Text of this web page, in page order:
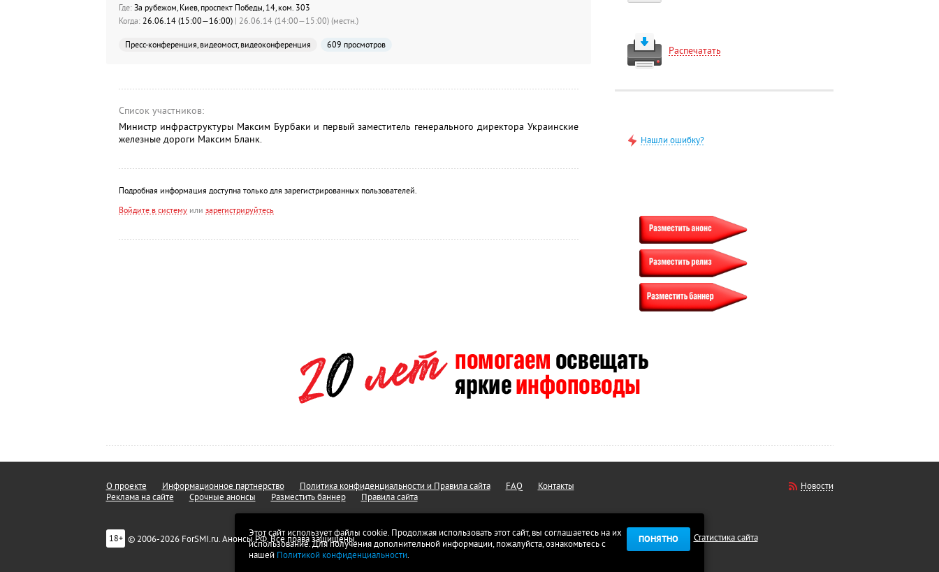
Где:За рубежом, Киев, проспект Победы, 14, ком. 303
Когда:26.06.14 (15:00—16:00) | 26.06.14 (14:00—15:00) (местн.)
Пресс-конференция, видеомост, видеоконференция 609 просмотров
Список участников:
Министр инфраструктуры Максим Бурбаки и первый заместитель генерального директора Украинские
железные дороги Максим Бланк.
Подробная информация доступна только для зарегистрированных пользователей.
Войдите в системуили зарегистрируйтесь
Распечатать
Нашли ошибку?
Этот сайт использует файлы cookie. Продолжая использовать этот сайт, вы соглашаетесь на их
использование. Для получения дополнительной информации, пожалуйста, ознакомьтесь с
нашей Политикой конфиденциальности.
ПОНЯТНО
О проекте Информационное партнерство Политика конфиденциальности и Правила сайта FAQ
Контакты
Реклама на сайте
Срочные анонсы Разместить баннер Правила сайта
18+ © 2006-2026 ForSMI.ru. Анонсы.РФ. Все права защищены.
Новости
Статистика сайта